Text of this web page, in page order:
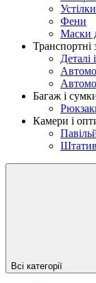
Фени
Маски
Транспортні
Деталі
Багаж і
Камери і
Всі категорії